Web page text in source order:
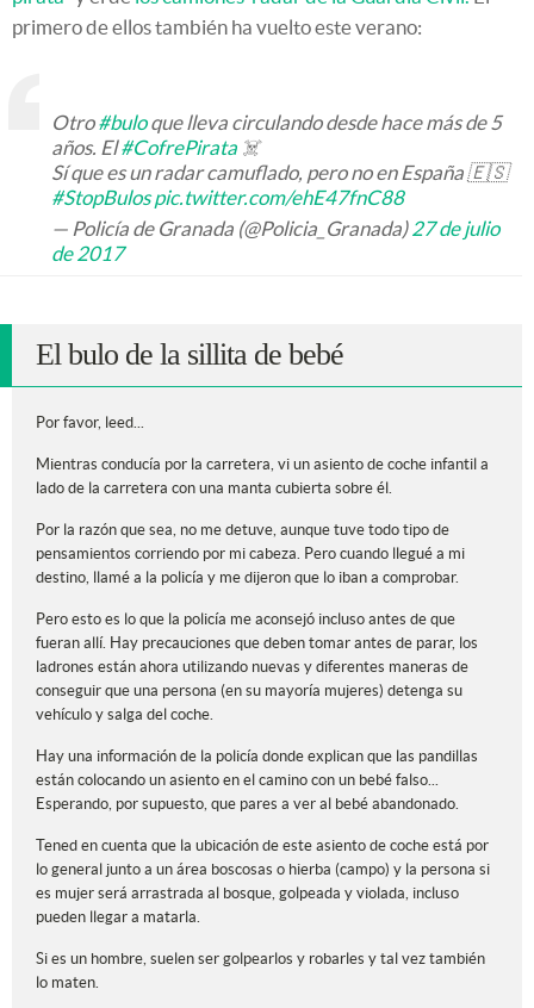
primero de ellos también ha vuelto este verano:
Otro#buloque lleva circulando desde hace más de 5
años. El#CofrePirata ☠️
Sí que es un radar camuflado, pero no en España 🇪🇸
#StopBulos pic.twitter.com/ehE47fnC88
— Policía de Granada (@Policia_Granada)27 de julio
de 2017
El bulo de la sillita de bebé
Por favor, leed...
Mientras conducía por la carretera, vi un asiento de coche infantil a
lado de la carretera con una manta cubierta sobre él.
Por la razón que sea, no me detuve, aunque tuve todo tipo de
pensamientos corriendo por mi cabeza. Pero cuando llegué a mi
destino, llamé a la policía y me dijeron que lo iban a comprobar.
Pero esto es lo que la policía me aconsejó incluso antes de que
fueran allí. Hay precauciones que deben tomar antes de parar, los
ladrones están ahora utilizando nuevas y diferentes maneras de
conseguir que una persona (en su mayoría mujeres) detenga su
vehículo y salga del coche.
Hay una información de la policía donde explican que las pandillas
están colocando un asiento en el camino con un bebé falso...
Esperando, por supuesto, que pares a ver al bebé abandonado.
Tened en cuenta que la ubicación de este asiento de coche está por
lo general junto a un área boscosas o hierba (campo) y la persona si
es mujer será arrastrada al bosque, golpeada y violada, incluso
pueden llegar a matarla.
Si es un hombre, suelen ser golpearlos y robarles y tal vez también
lo maten.